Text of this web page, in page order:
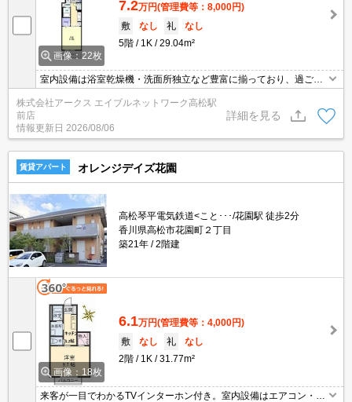
画像：22枚
7.2万円(管理費等：8,000円)
敷
なし 礼
なし
5階
1K 29.04m²
室内設備は浴室乾燥機・洗面所独立など豊富に揃っており、過ごし
やすいお部屋になっております。セキュリティ面は、オートロッ
ク・TVインターホンなどを設置しているので安全面でも優れており
ます。宅配ボックスはカードキーや暗証番号がなければ開けられな
いので、荷物の盗難防止にもつながります。
株式会社アークス エイブルネットワーク高松駅
前店
情報更新日 2026/08/06
詳細を見る
賃貸アパート オレンジデイズ花園
高松琴平電気鉄道<こと･･･/花園駅 徒歩2分
香川県高松市花園町２丁目
築21年
2階建
画像：18枚
6.1万円(管理費等：4,000円)
敷
なし 礼
なし
2階
1K 31.77m²
来客が一目でわかるTVインターホン付き。室内設備はエアコン・ネ